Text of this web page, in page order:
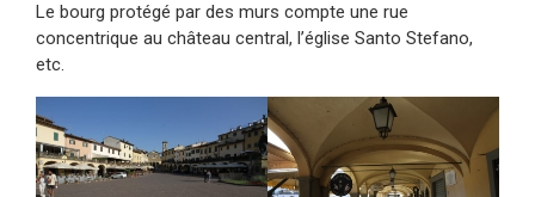
Le bourg protégé par des murs compte une rue
concentrique au château central, l’église Santo Stefano,
etc.